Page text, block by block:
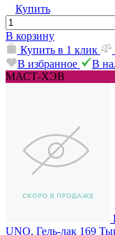
Купить
В корзину
Купить в 1 клик
В избранное
В
МАСТ-ХЭВ
UNO, Гель-лак 169